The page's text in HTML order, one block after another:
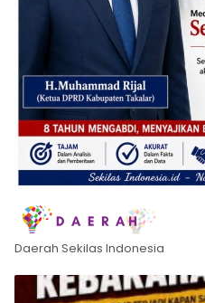
Daerah Sekilas Indonesia